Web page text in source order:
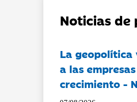
Noticias
La
a las
crecimiento -